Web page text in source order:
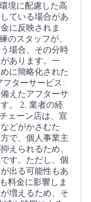
境に配慮した高
ている場合があ
に反映されま
のスタッフが、
場合、その分時
あります。一
に簡略化された
ターサービス:
えたアフターサ
。 2. 業者の経
ェーン店は、宣
どがかさむた
で、個人事業主
えられるため、
す。ただし、個
出る可能性もあ
料金に影響しま
増えるため、そ